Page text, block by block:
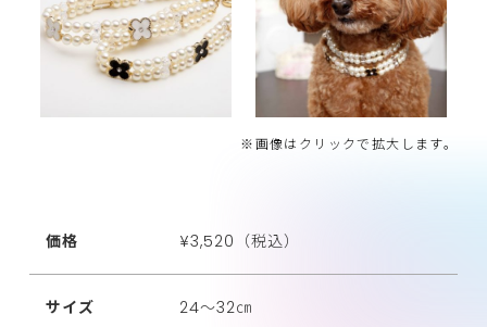
※画像はクリックで拡大します。
価格 ¥3,520（税込）
サイズ 24～32㎝